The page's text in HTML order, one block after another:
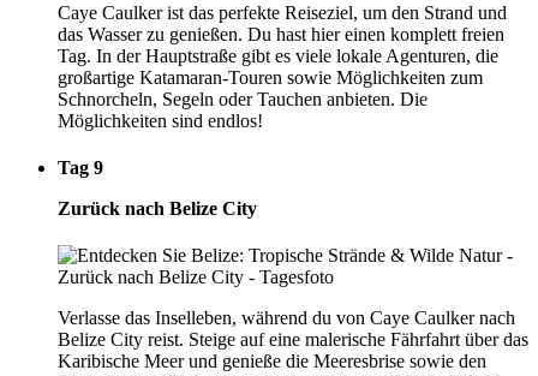
Caye Caulker ist das perfekte Reiseziel, um den Strand und
das Wasser zu genießen. Du hast hier einen komplett freien
Tag. In der Hauptstraße gibt es viele lokale Agenturen, die
großartige Katamaran-Touren sowie Möglichkeiten zum
Schnorcheln, Segeln oder Tauchen anbieten. Die
Möglichkeiten sind endlos!
Tag 9
Zurück nach Belize City
Verlasse das Inselleben, während du von Caye Caulker nach
Belize City reist. Steige auf eine malerische Fährfahrt über das
Karibische Meer und genieße die Meeresbrise sowie den